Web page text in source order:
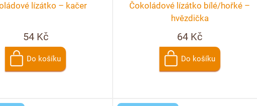
lízátko – kačer
54 Kč
Do košíku
Čokoládové lízátko bílé/hořké –
hvězdička
64 Kč
Do košíku